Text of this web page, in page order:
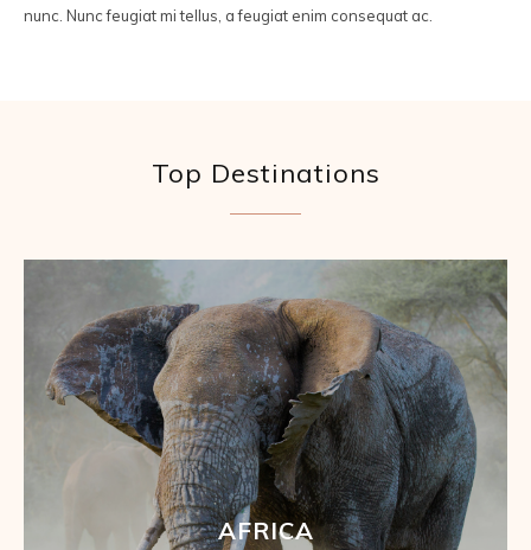
nunc. Nunc feugiat mi tellus, a feugiat enim consequat ac.
Top Destinations
AFRICA